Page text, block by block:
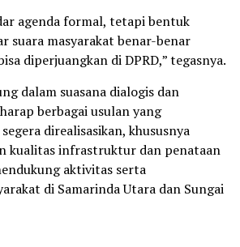
agenda formal, tetapi bentuk
suara masyarakat benar-benar
diperjuangkan di DPRD,” tegasnya.
dalam suasana dialogis dan
berbagai usulan yang
direalisasikan, khususnya
kualitas infrastruktur dan penataan
aktivitas serta
di Samarinda Utara dan Sungai